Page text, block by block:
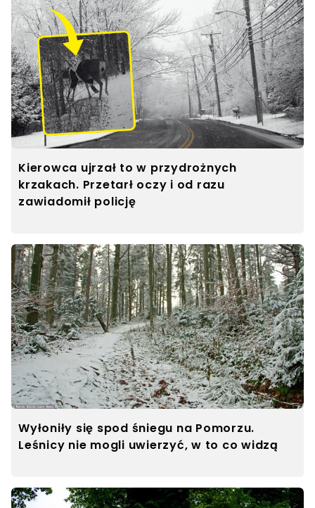
Kierowca ujrzał to w przydrożnych
krzakach. Przetarł oczy i od razu
zawiadomił policję
Wyłoniły się spod śniegu na Pomorzu.
Leśnicy nie mogli uwierzyć, w to co widzą